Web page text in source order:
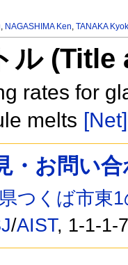
, NAGASHIMA Ken,TANAKA
ル
rates for
melts [Net]
・お問い
つくば市東
/AIST, 1-1-1-